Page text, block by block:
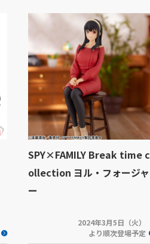
SPY×FAMILY Break time c
ollection ヨル・フォージャ
ー
2024年3月5日（火）
より順次登場予定